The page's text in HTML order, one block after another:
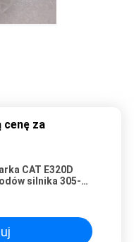
cenę za
CAT E320D
silnika 305-